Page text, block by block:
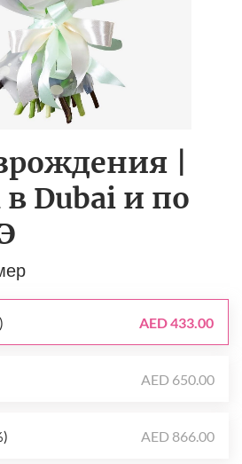
|
Dubai и по
AED 433.00
AED 650.00
AED 866.00